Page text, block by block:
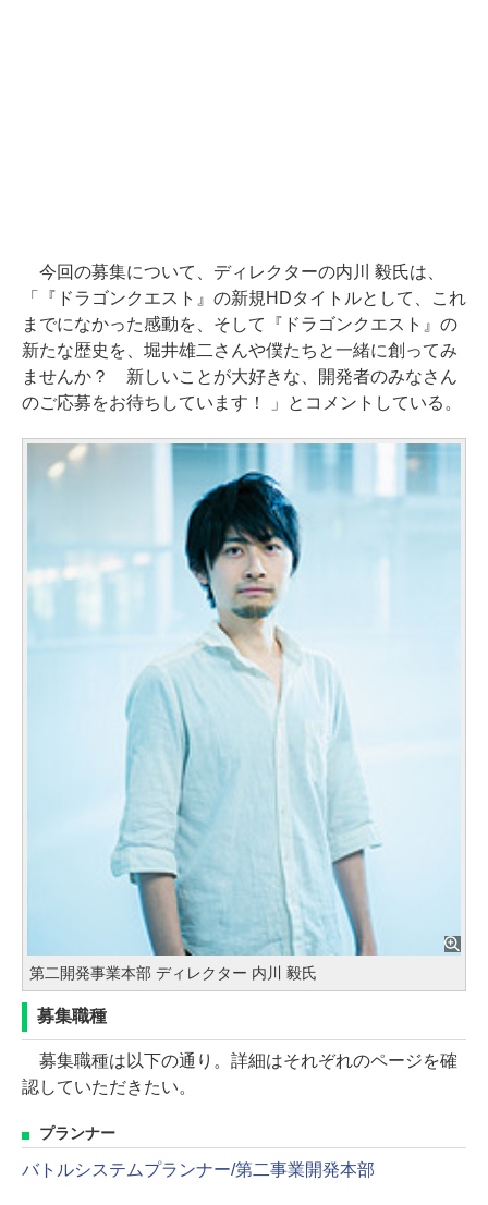
今回の募集について、ディレクターの内川 毅氏は、
「『ドラゴンクエスト』の新規HDタイトルとして、これ
までになかった感動を、そして『ドラゴンクエスト』の
新たな歴史を、堀井雄二さんや僕たちと一緒に創ってみ
ませんか？ 新しいことが大好きな、開発者のみなさん
のご応募をお待ちしています！ 」とコメントしている。
第二開発事業本部 ディレクター 内川 毅氏
募集職種
募集職種は以下の通り。詳細はそれぞれのページを確
認していただきたい。
プランナー
バトルシステムプランナー/第二事業開発本部